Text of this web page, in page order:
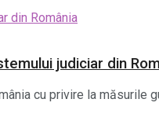
judiciar din
cu privire la măsurile